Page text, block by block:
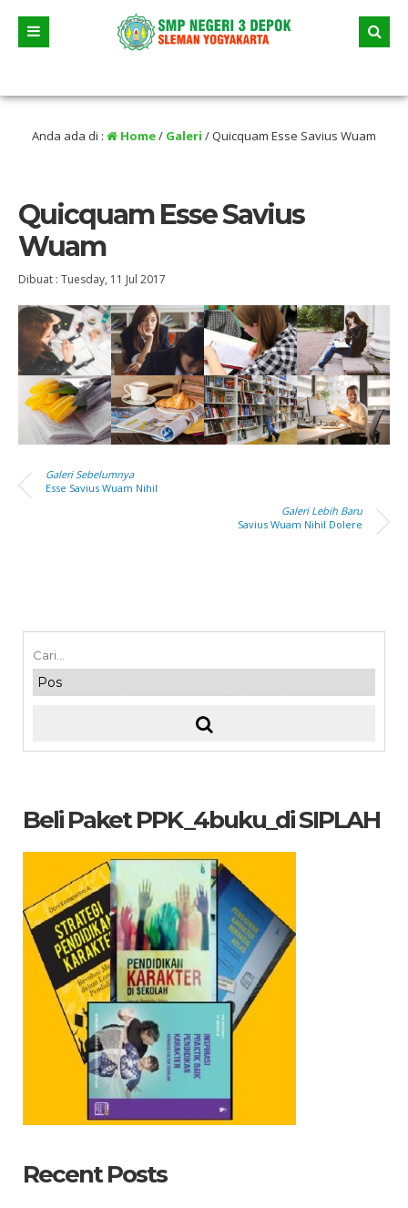
selama liburan
Anda ada di : Home/ Galeri /Quicquam Esse Savius Wuam
Quicquam Esse Savius
Wuam
Dibuat : Tuesday, 11 Jul 2017
Galeri Sebelumnya
Esse Savius Wuam Nihil
Galeri Lebih Baru
Savius Wuam Nihil Dolere
Beli Paket PPK_4buku_di SIPLAH
Recent Posts